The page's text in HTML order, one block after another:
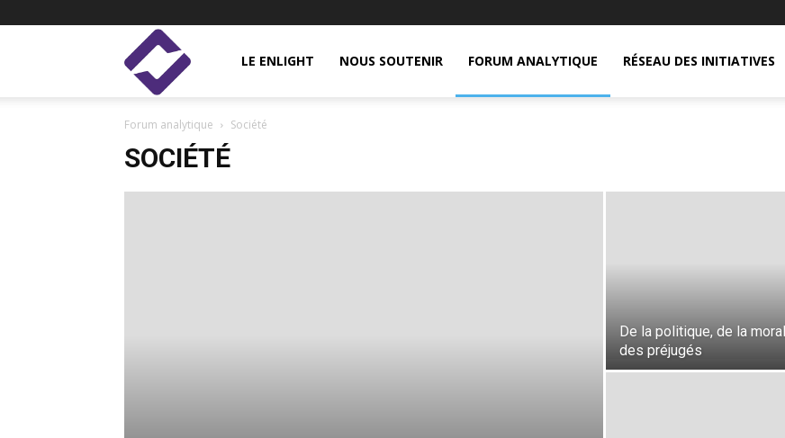
Enlight
Studies
LE ENLIGHT NOUS SOUTENIR FORUM ANALYTIQUE RÉSEAU DES INITIATIVES
Forum analytique Société
SOCIÉTÉ
De la politique, de la
des préjugés